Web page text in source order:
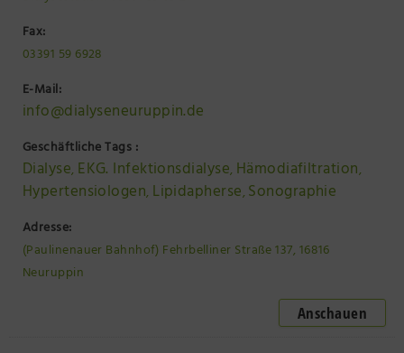
Fax:
03391 59 6928
E-Mail:
info@dialyseneuruppin.de
Geschäftliche Tags :
Dialyse, EKG. Infektionsdialyse, Hämodiafiltration,
Hypertensiologen, Lipidapherse,Sonographie
Adresse:
(Paulinenauer Bahnhof) Fehrbelliner Straße 137, 16816
Neuruppin
Anschauen